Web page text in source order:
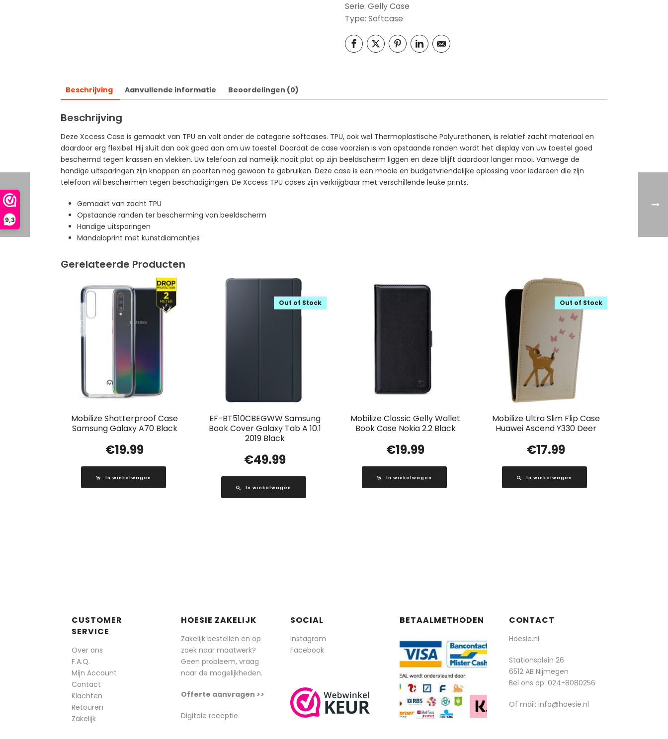
9,3
Serie: Gelly Case
Type: Softcase
Beschrijving Aanvullende informatie Beoordelingen (0)
Beschrijving
Deze Xccess Case is gemaakt van TPU en valt onder de categorie softcases. TPU, ook wel Thermoplastische Polyurethanen, is relatief zacht materiaal en
daardoor erg flexibel. Hij sluit dan ook goed aan om uw toestel. Doordat de case voorzien is van opstaande randen wordt het display van uw toestel goed
beschermd tegen krassen en vlekken. Uw telefoon zal namelijk nooit plat op zijn beeldscherm liggen en deze blijft daardoor langer mooi. Vanwege de
handige uitsparingen zijn knoppen en poorten nog gewoon te gebruiken. Deze case is een mooie en budgetvriendelijke oplossing voor iedereen die zijn
telefoon wil beschermen tegen beschadigingen. De Xccess TPU cases zijn verkrijgbaar met verschillende leuke prints.
Gemaakt van zacht TPU
Opstaande randen ter bescherming van beeldscherm
Handige uitsparingen
Mandalaprint met kunstdiamantjes
Gerelateerde Producten
Mobilize Shatterproof Case
Samsung Galaxy A70 Black
€19.99
In winkelwagen
EF-BT510CBEGWW Samsung
Book Cover Galaxy Tab A 10.1
2019 Black
Out of Stock
€49.99
In winkelwagen
Mobilize Classic Gelly Wallet
Book Case Nokia 2.2 Black
€19.99
In winkelwagen
Mobilize Ultra Slim Flip Case
Huawei Ascend Y330 Deer
Out of Stock
€17.99
In winkelwagen
CUSTOMER
SERVICE
Over ons
F.A.Q.
Mijn Account
Contact
Klachten
Retouren
Zakelijk
HOESIE ZAKELIJK
Zakelijk bestellen en op
zoek naar maatwerk?
Geen probleem, vraag
naar de mogelijkheden.
Offerte aanvragen >>
Digitale receptie
SOCIAL
Instagram
Facebook
BETAALMETHODEN CONTACT
Hoesie.nl
Stationsplein 26
6512 AB Nijmegen
Bel ons op: 024-8080256
Of mail: info@hoesie.nl